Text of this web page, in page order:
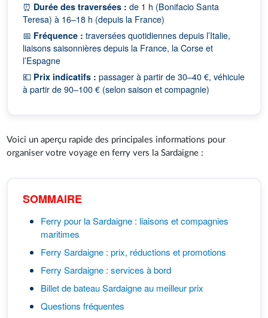
⏰ Durée des traversées : de 1 h (Bonifacio Santa
Teresa) à 16–18 h (depuis la France)
📅 Fréquence : traversées quotidiennes depuis l’Italie,
liaisons saisonnières depuis la France, la Corse et
l’Espagne
💶 Prix indicatifs : passager à partir de 30–40 €, véhicule
à partir de 90–100 € (selon saison et compagnie)
Voici un aperçu rapide des principales informations pour
organiser votre voyage en ferry vers la Sardaigne :
SOMMAIRE
Ferry pour la Sardaigne : liaisons et compagnies
maritimes
Ferry Sardaigne : prix, réductions et promotions
Ferry Sardaigne : services à bord
Billet de bateau Sardaigne au meilleur prix
Questions fréquentes